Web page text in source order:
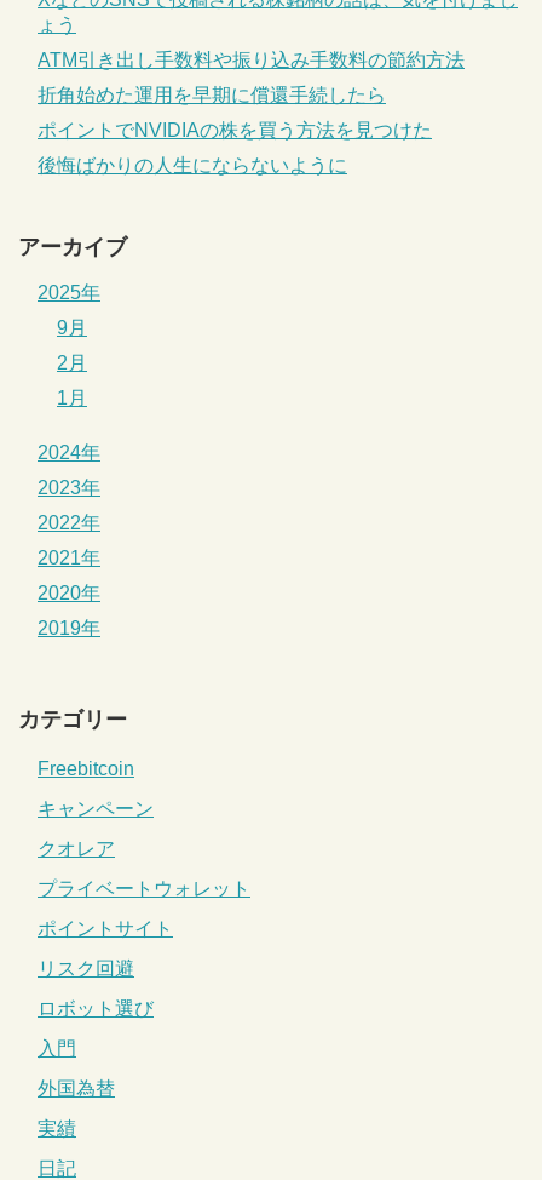
ょう
ATM引き出し手数料や振り込み手数料の節約方法
折角始めた運用を早期に償還手続したら
ポイントでNVIDIAの株を買う方法を見つけた
後悔ばかりの人生にならないように
アーカイブ
2025年
9月
2月
1月
2024年
2023年
2022年
2021年
2020年
2019年
カテゴリー
Freebitcoin
キャンペーン
クオレア
プライベートウォレット
ポイントサイト
リスク回避
ロボット選び
入門
外国為替
実績
日記